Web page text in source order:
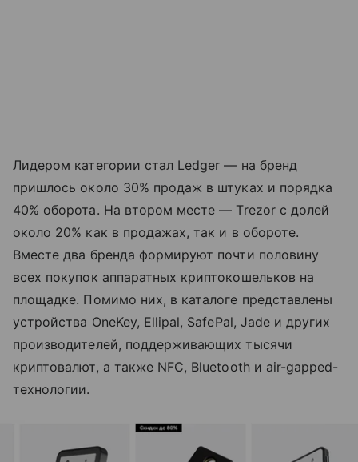
Лидером категории стал Ledger — на бренд
пришлось около 30% продаж в штуках и порядка
40% оборота. На втором месте — Trezor с долей
около 20% как в продажах, так и в обороте.
Вместе два бренда формируют почти половину
всех покупок аппаратных криптокошельков на
площадке. Помимо них, в каталоге представлены
устройства OneKey, Ellipal, SafePal, Jade и других
производителей, поддерживающих тысячи
криптовалют, а также NFC, Bluetooth и air-gapped-
технологии.